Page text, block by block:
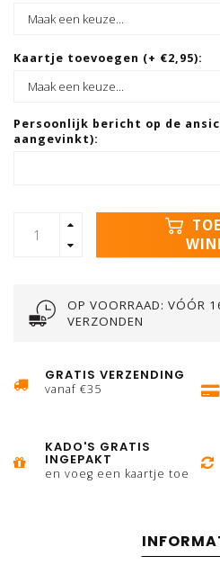
Kaartje toevoegen (+ €2,95):
Persoonlijk bericht op de
aangevinkt):
OP VOORRAAD: VÓÓR
VERZONDEN
GRATIS VERZENDING
vanaf €35
KADO'S GRATIS
INGEPAKT
en voeg een kaartje toe